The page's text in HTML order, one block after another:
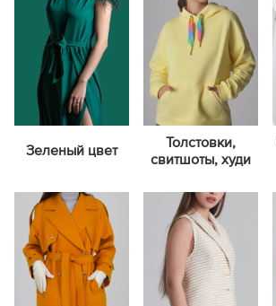
Зеленый цвет
Толстовки,
свитшоты, худи